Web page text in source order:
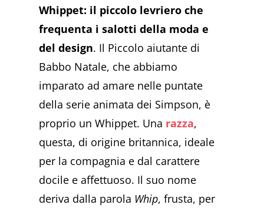
Whippet: il piccolo levriero che
frequenta i salotti della moda e
del design. Il Piccolo aiutante di
Babbo Natale, che abbiamo
imparato ad amare nelle puntate
della serie animata dei Simpson, è
proprio un Whippet. Una razza,
questa, di origine britannica, ideale
per la compagnia e dal carattere
docile e affettuoso. Il suo nome
deriva dalla parola Whip, frusta, per